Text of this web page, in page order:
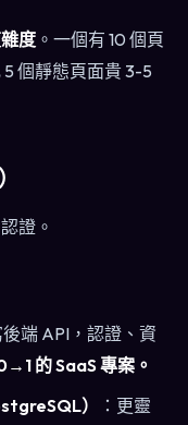
度 。一個有 10 個頁
個靜態頁面貴 3-5
證。
後端 API，認證、資
的 SaaS 專案。
）
：更靈